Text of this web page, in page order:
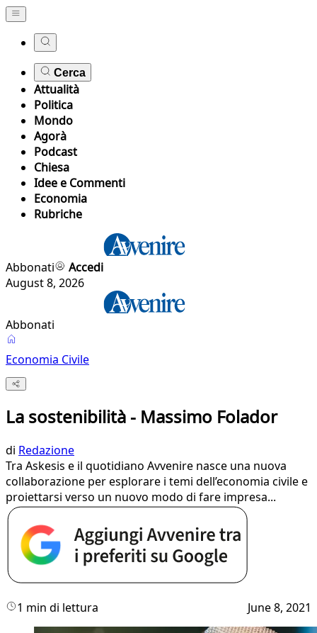
Cerca
Attualità
Politica
Mondo
Agorà
Podcast
Chiesa
Idee e Commenti
Economia
Rubriche
Abbonati
Accedi
August 8, 2026
Abbonati
Economia Civile
La sostenibilità - Massimo Folador
di Redazione
Tra Askesis e il quotidiano Avvenire nasce una nuova
collaborazione per esplorare i temi dell’economia civile e
proiettarsi verso un nuovo modo di fare impresa...
1 min di lettura June 8, 2021